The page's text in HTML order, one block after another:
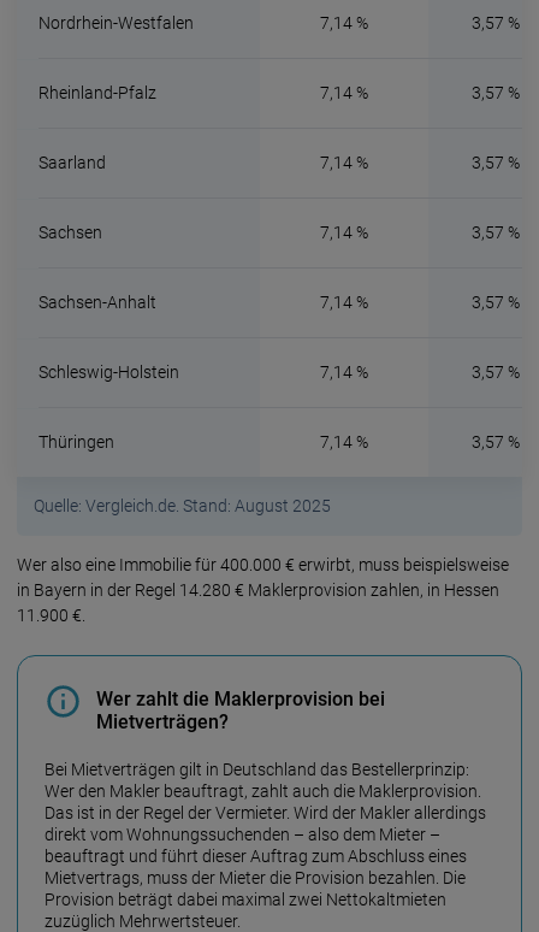
Nordrhein-Westfalen 7,14 % 3,57 %
Rheinland-Pfalz 7,14 % 3,57 %
Saarland 7,14 % 3,57 %
Sachsen 7,14 % 3,57 %
Sachsen-Anhalt 7,14 % 3,57 %
Schleswig-Holstein 7,14 % 3,57 %
Thüringen 7,14 % 3,57 %
Quelle: Vergleich.de. Stand: August 2025
Wer also eine Immobilie für 400.000 € erwirbt, muss beispielsweise
in Bayern in der Regel 14.280 € Maklerprovision zahlen, in Hessen
11.900 €.
Wer zahlt die Maklerprovision bei
Mietverträgen?
Bei Mietverträgen gilt in Deutschland das Besteller­prinzip:
Wer den Makler beauftragt, zahlt auch die Makler­provision.
Das ist in der Regel der Ver­mieter. Wird der Makler aller­dings
direkt vom Wohnungs­suchenden – also dem Mieter –
beauftragt und führt dieser Auftrag zum Abschluss eines
Miet­ver­trags, muss der Mieter die Pro­vision bezahlen. Die
Pro­vision beträgt dabei maximal zwei Netto­kalt­mieten
zuzüglich Mehr­wert­steuer.